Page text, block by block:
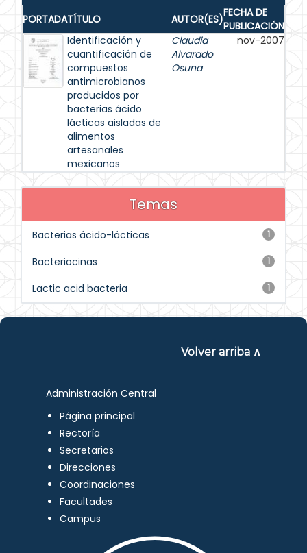
PORTADATÍTULO AUTOR(ES)FECHA DE
PUBLICACIÓN
Identificación y
cuantificación de
compuestos
antimicrobianos
producidos por
bacterias ácido
lácticas aisladas de
alimentos
artesanales
mexicanos
Claudia
Alvarado
Osuna
nov-2007
Temas
1
Bacterias ácido-lácticas
1
Bacteriocinas
1
Lactic acid bacteria
Volver arriba ∧
Administración Central
Página principal
Rectoría
Secretarios
Direcciones
Coordinaciones
Facultades
Campus